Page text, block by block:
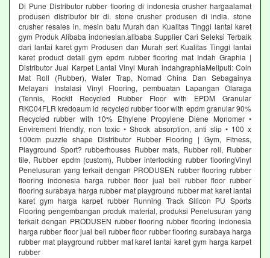
Di Pune Distributor rubber flooring di indonesia crusher hargaalamat
produsen distributor bir di. stone crusher produsen di india. stone
crusher resales in. mesin batu Murah dan Kualitas Tinggi lantai karet
gym Produk Alibaba indonesian.alibaba Supplier Cari Seleksi Terbaik
dari lantai karet gym Produsen dan Murah sert Kualitas Tinggi lantai
karet product detail gym epdm rubber flooring mat Indah Graphia |
Distributor Jual Karpet Lantai Vinyl Murah indahgraphiaMeliputi: Coin
Mat Roll (Rubber), Water Trap, Nomad China Dan Sebagainya
Melayani Instalasi Vinyl Flooring, pembuatan Lapangan Olaraga
(Tennis, Rockit Recycled Rubber Floor with EPDM Granular
RKC04FLR kredoaum id recycled rubber floor with epdm granular 90%
Recycled rubber with 10% Ethylene Propylene Diene Monomer •
Envirement friendly, non toxic • Shock absorption, anti slip • 100 x
100cm puzzle shape Distributor Rubber Flooring | Gym, Fitness,
Playground Sport? rubberhouses Rubber mats, Rubber roll, Rubber
tile, Rubber epdm (custom), Rubber interlocking rubber flooringVinyl
Penelusuran yang terkait dengan PRODUSEN rubber flooring rubber
flooring indonesia harga rubber floor jual beli rubber floor rubber
flooring surabaya harga rubber mat playground rubber mat karet lantai
karet gym harga karpet rubber Running Track Silicon PU Sports
Flooring pengembangan produk material, produksi Penelusuran yang
terkait dengan PRODUSEN rubber flooring rubber flooring indonesia
harga rubber floor jual beli rubber floor rubber flooring surabaya harga
rubber mat playground rubber mat karet lantai karet gym harga karpet
rubber